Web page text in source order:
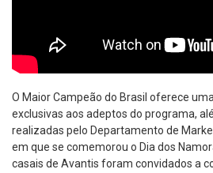
O Maior Campeão do Brasil oferece
exclusivas aos adeptos do programa,
realizadas pelo Departamento de
em que se comemorou o Dia dos
casais de Avantis foram convidados a